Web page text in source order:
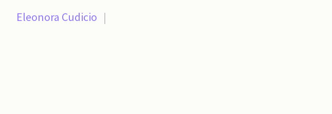
Eleonora Cudicio |